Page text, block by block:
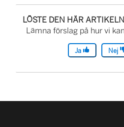
LÖSTE DEN HÄR
Lämna förslag på hur vi
Ja Nej